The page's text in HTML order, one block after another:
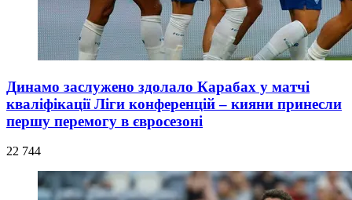
Динамо заслужено здолало Карабах у матчі
кваліфікації Ліги конференцій – кияни принесли
першу перемогу в євросезоні
22 744